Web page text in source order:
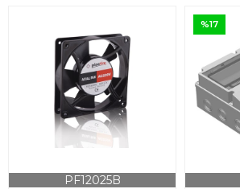
PF12025B
%17